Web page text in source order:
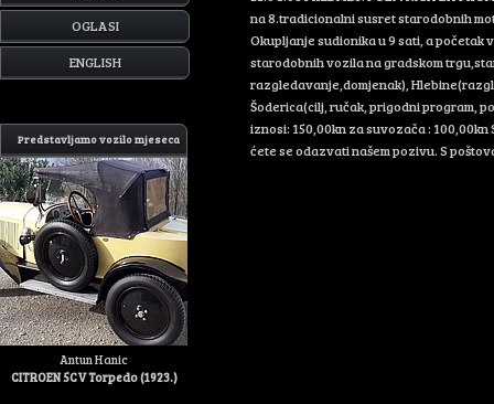
OGLASI
ENGLISH
Predstavljamo vozilo mjeseca
Antun Hanic
CITROEN 5CV Torpedo (1923.)
na 8.tradicionalni susret starodobnih
Okupljanje sudionika u 9 sati, a
starodobnih vozila na gradskom
razgledavanje,domjenak),
Šoderica(cilj, ručak, prigodni program,
iznosi: 150,00kn za suvozača :
ćete se odazvati našem pozivu. S